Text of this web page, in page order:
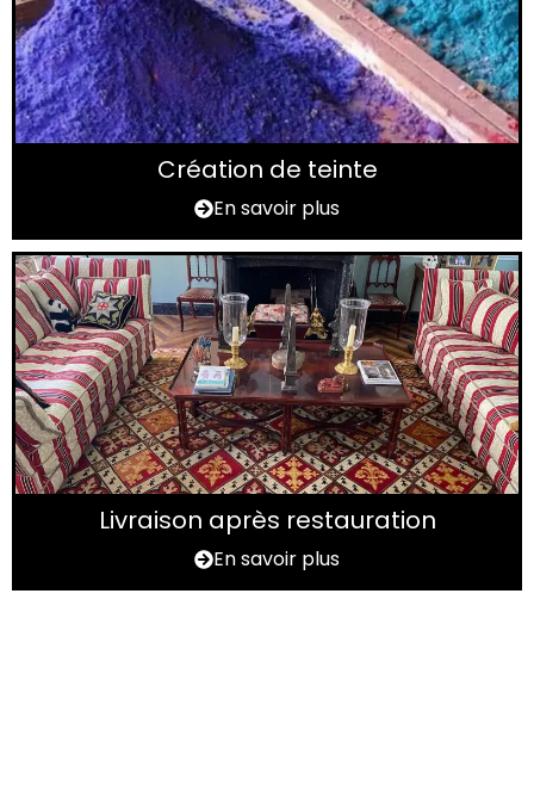
Création de teinte
En savoir plus
Livraison après restauration
En savoir plus